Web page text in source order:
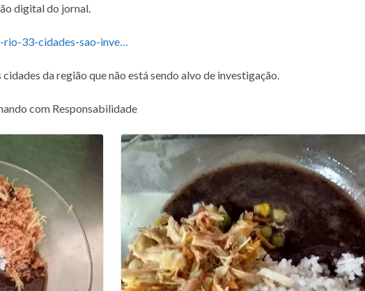
digital do jornal.
33-cidades-sao-inve…
da região que não está sendo alvo de investigação.
com Responsabilidade